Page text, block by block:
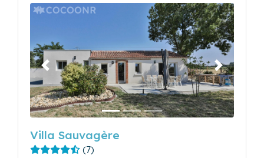
Précédent Suivant
Villa Sauvagère
(7)